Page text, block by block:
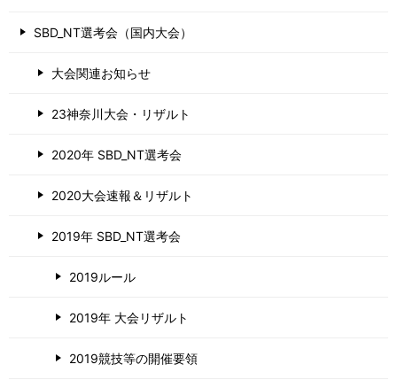
SBD_NT選考会（国内大会）
大会関連お知らせ
23神奈川大会・リザルト
2020年 SBD_NT選考会
2020大会速報＆リザルト
2019年 SBD_NT選考会
2019ルール
2019年 大会リザルト
2019競技等の開催要領